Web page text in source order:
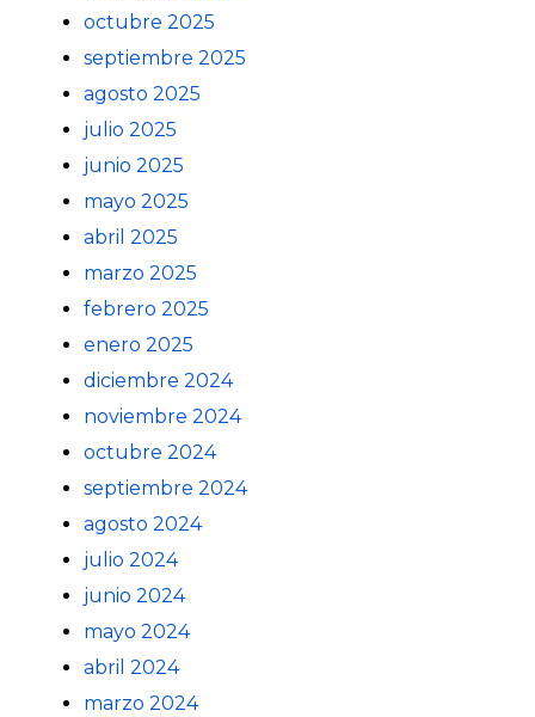
octubre 2025
septiembre 2025
agosto 2025
julio 2025
junio 2025
mayo 2025
abril 2025
marzo 2025
febrero 2025
enero 2025
diciembre 2024
noviembre 2024
octubre 2024
septiembre 2024
agosto 2024
julio 2024
junio 2024
mayo 2024
abril 2024
marzo 2024